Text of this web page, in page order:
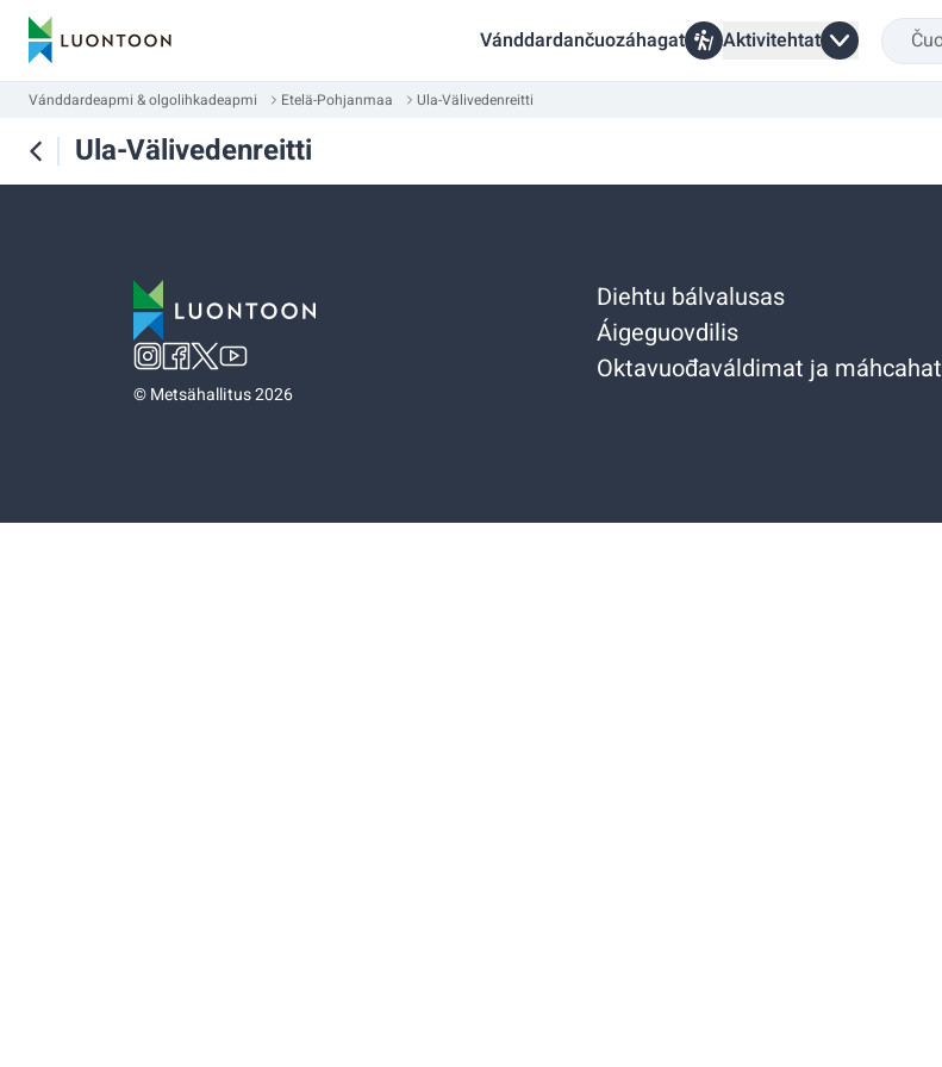
Vánddardančuozáhagat Aktivitehtat
Vánddardeapmi & olgolihkadeapmi Etelä-Pohjanmaa Ula-Välivedenreitti
Ula-Välivedenreitti
©Metsähallitus 2026
Diehtu bálvalusas
Áigeguovdilis
Oktavuođaváldimat ja máhcahat